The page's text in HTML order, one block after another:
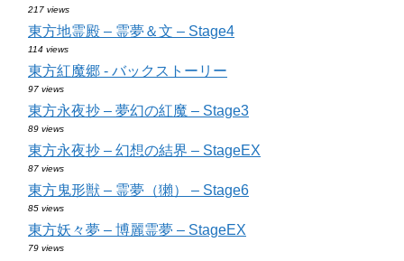
217 views
東方地霊殿 – 霊夢＆文 – Stage4
114 views
東方紅魔郷 - バックストーリー
97 views
東方永夜抄 – 夢幻の紅魔 – Stage3
89 views
東方永夜抄 – 幻想の結界 – StageEX
87 views
東方鬼形獣 – 霊夢（獺） – Stage6
85 views
東方妖々夢 – 博麗霊夢 – StageEX
79 views